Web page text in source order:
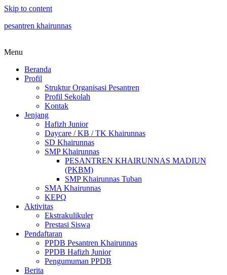
Skip to content
pesantren khairunnas
Menu
Beranda
Profil
Struktur Organisasi Pesantren
Profil Sekolah
Kontak
Jenjang
Hafizh Junior
Daycare / KB / TK Khairunnas
SD Khairunnas
SMP Khairunnas
PESANTREN KHAIRUNNAS MADIUN
(PKBM)
SMP Khairunnas Tuban
SMA Khairunnas
KEPQ
Aktivitas
Ekstrakulikuler
Prestasi Siswa
Pendaftaran
PPDB Pesantren Khairunnas
PPDB Hafizh Junior
Pengumuman PPDB
Berita